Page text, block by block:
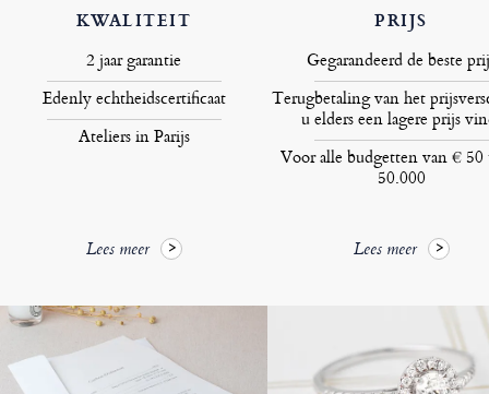
KWALITEIT
2 jaar garantie
Edenly echtheidscertificaat
Ateliers in Parijs
Lees meer
PRIJS
Gegarandeerd de beste
Terugbetaling van het
u elders een lagere prijs
Voor alle budgetten van €
50.000
Lees meer